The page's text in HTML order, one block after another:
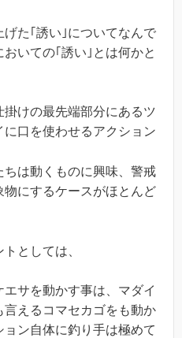
た｢誘い｣についてなんで
いての｢誘い｣とは何かと
けの最先端部分にあるツ
口を使わせるアクション
は動くものに興味、警戒
にするケースがほとんど
としては、
サを動かす事は、マダイ
えるコマセカゴをも動か
ン自体に釣り手は極めて